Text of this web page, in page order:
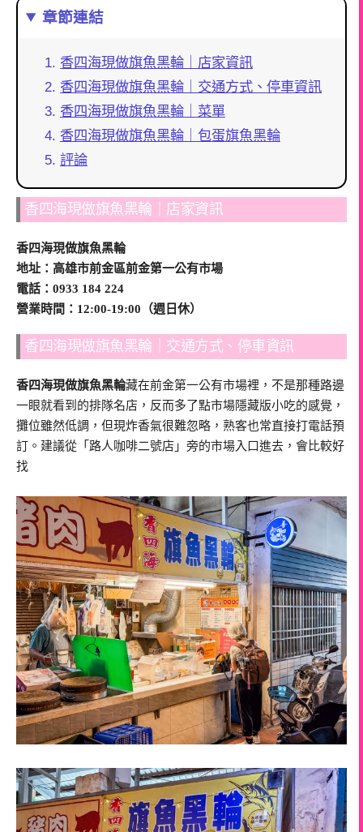
章節連結
香四海現做旗魚黑輪｜店家資訊
香四海現做旗魚黑輪｜交通方式、停車資訊
香四海現做旗魚黑輪｜菜單
香四海現做旗魚黑輪｜包蛋旗魚黑輪
評論
香四海現做旗魚黑輪｜店家資訊
香四海現做旗魚黑輪
地址：高雄市前金區前金第一公有市場
電話：0933 184 224
營業時間：12:00-19:00（週日休）
香四海現做旗魚黑輪｜交通方式、停車資訊
香四海現做旗魚黑輪藏在前金第一公有市場裡，不是那種路邊
一眼就看到的排隊名店，反而多了點市場隱藏版小吃的感覺，
攤位雖然低調，但現炸香氣很難忽略，熟客也常直接打電話預
訂。建議從「路人咖啡二號店」旁的市場入口進去，會比較好
找